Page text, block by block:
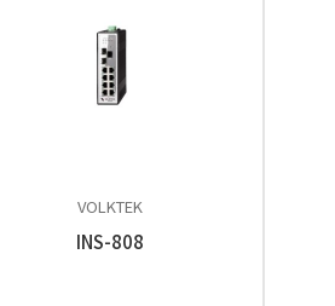
VOLKTEK
INS-808